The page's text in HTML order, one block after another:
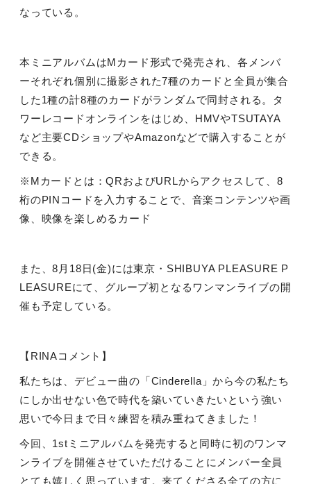
なっている。
本ミニアルバムはM カード形式で発売され、各メンバ
ーそれぞれ個別に撮影された7種のカードと全員が集合
した 1種の計8種のカードがランダムで同封される。タ
ワーレコードオンラインをはじめ、 HMVやTSUTAYA
など主要CDショップやAmazonなどで購入することが
できる。
※ M カードとは：QRおよびURLからアクセスして、8
桁のPIN コードを入力することで、音楽コンテンツや画
像、映像を楽しめるカード
また、8 月 18日(金)には東京・ SHIBUYA PLEASURE P
LEASUREにて、グループ初となるワンマンライブの開
催も予定している。
【 RINAコメント】
私たちは、デビュー曲の「Cinderella 」から今の私たち
にしか出せない色で時代を築いていきたいという強い
思いで今日まで日々練習を積み重ねてきました！
今回、 1st ミニアルバムを発売すると同時に初のワンマ
ンライブを開催させていただけることにメンバー全員
とても嬉しく思っています。来てくださる全ての方に